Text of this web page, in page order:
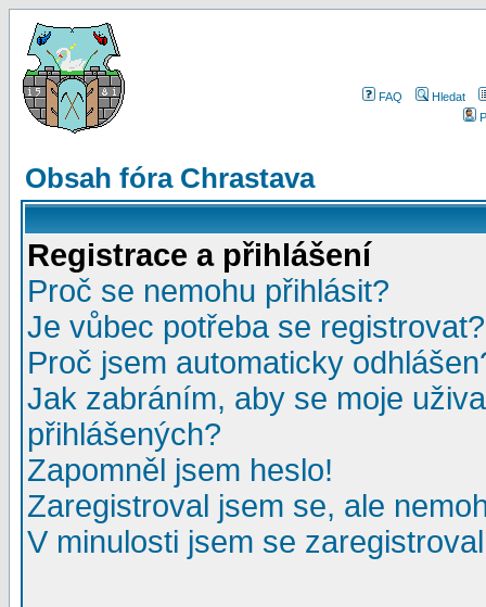
FAQ
Hledat
Obsah fóra Chrastava
Registrace a přihlášení
Proč se nemohu přihlásit?
Je vůbec potřeba se registrovat?
Proč jsem automaticky
Jak zabráním, aby se moje
přihlášených?
Zapomněl jsem heslo!
Zaregistroval jsem se, ale
V minulosti jsem se